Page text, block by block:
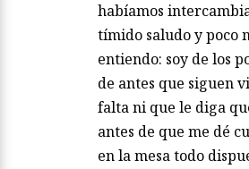
habíamos
tímido saludo y poco
entiendo: soy de los
de antes que siguen
falta ni que le diga
antes de que me dé
en la mesa todo